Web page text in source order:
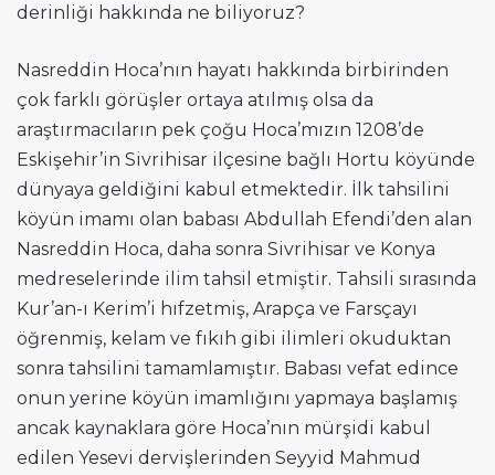
derinliği hakkında ne biliyoruz?
Nasreddin Hoca’nın hayatı hakkında birbirinden
çok farklı görüşler ortaya atılmış olsa da
araştırmacıların pek çoğu Hoca’mızın 1208’de
Eskişehir’in Sivrihisar ilçesine bağlı Hortu köyünde
dünyaya geldiğini kabul etmektedir. İlk tahsilini
köyün imamı olan babası Abdullah Efendi’den alan
Nasreddin Hoca, daha sonra Sivrihisar ve Konya
medreselerinde ilim tahsil etmiştir. Tahsili sırasında
Kur’an-ı Kerim’i hıfzetmiş, Arapça ve Farsçayı
öğrenmiş, kelam ve fıkıh gibi ilimleri okuduktan
sonra tahsilini tamamlamıştır. Babası vefat edince
onun yerine köyün imamlığını yapmaya başlamış
ancak kaynaklara göre Hoca’nın mürşidi kabul
edilen Yesevi dervişlerinden Seyyid Mahmud